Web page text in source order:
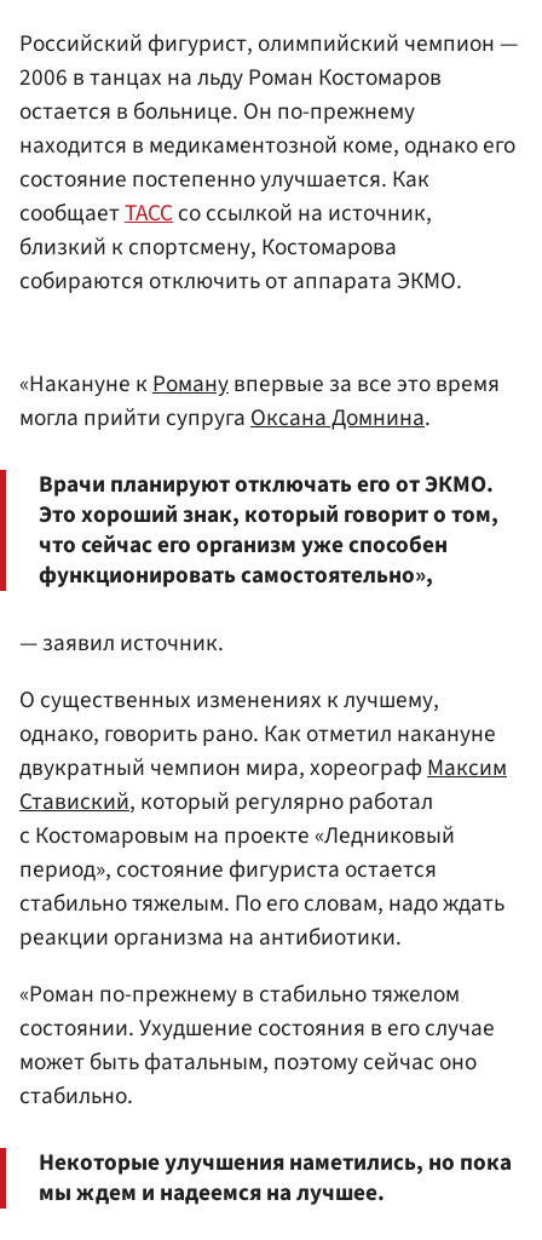
Российский фигурист, олимпийский чемпион —
2006 в танцах на льду Роман Костомаров
остается в больнице. Он по-прежнему
находится в медикаментозной коме, однако его
состояние постепенно улучшается. Как
сообщаетТАССсо ссылкой на источник,
близкий к спортсмену, Костомарова
собираются отключить от аппарата ЭКМО.
«Накануне кРоманувпервые за все это время
могла прийти супругаОксана Домнина.
Врачи планируют отключать его от ЭКМО.
Это хороший знак, который говорит о том,
что сейчас его организм уже способен
функционировать самостоятельно»,
— заявил источник.
О существенных изменениях к лучшему,
однако, говорить рано. Как отметил накануне
двукратный чемпион мира, хореографМаксим
Ставиский, который регулярно работал
с Костомаровым на проекте «Ледниковый
период», состояние фигуриста остается
стабильно тяжелым. По его словам, надо ждать
реакции организма на антибиотики.
«Роман по-прежнему в стабильно тяжелом
состоянии. Ухудшение состояния в его случае
может быть фатальным, поэтому сейчас оно
стабильно.
Некоторые улучшения наметились, но пока
мы ждем и надеемся на лучшее.